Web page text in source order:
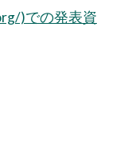
)での発表資